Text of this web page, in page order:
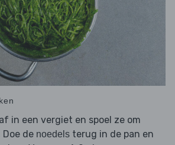
af in een vergiet en spoel ze om
de noedels terug in de pan en